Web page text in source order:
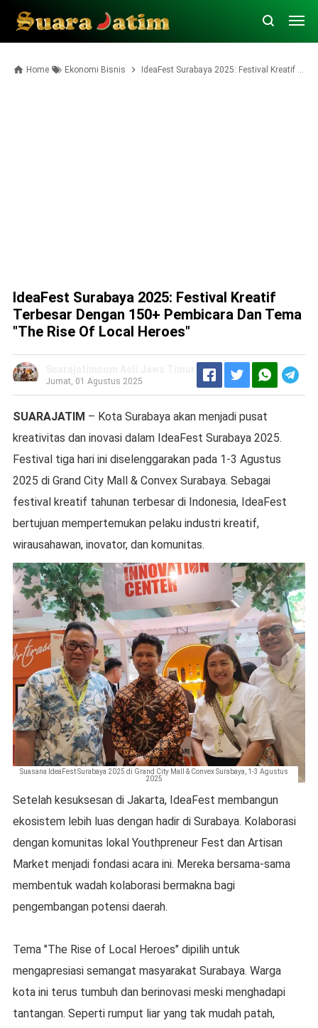
Home Ekonomi Bisnis IdeaFest Surabaya 2025: Festival Kreatif Terbesar dengan 150+ Pembicara dan Tema "The Rise of Local Heroes"
IdeaFest Surabaya 2025: Festival Kreatif
Terbesar Dengan 150+ Pembicara Dan Tema
"The Rise Of Local Heroes"
Jumat, 01 Agustus 2025
SUARAJATIM – Kota Surabaya akan menjadi pusat
kreativitas dan inovasi dalam IdeaFest Surabaya 2025.
Festival tiga hari ini diselenggarakan pada 1-3 Agustus
2025 di Grand City Mall & Convex Surabaya. Sebagai
festival kreatif tahunan terbesar di Indonesia, IdeaFest
bertujuan mempertemukan pelaku industri kreatif,
wirausahawan, inovator, dan komunitas.
Suasana IdeaFest Surabaya 2025 di Grand City Mall & Convex Surabaya, 1-3 Agustus
2025
Setelah kesuksesan di Jakarta, IdeaFest membangun
ekosistem lebih luas dengan hadir di Surabaya. Kolaborasi
dengan komunitas lokal Youthpreneur Fest dan Artisan
Market menjadi fondasi acara ini. Mereka bersama-sama
membentuk wadah kolaborasi bermakna bagi
pengembangan potensi daerah.
Tema "The Rise of Local Heroes" dipilih untuk
mengapresiasi semangat masyarakat Surabaya. Warga
kota ini terus tumbuh dan berinovasi meski menghadapi
tantangan. Seperti rumput liar yang tak mudah patah,